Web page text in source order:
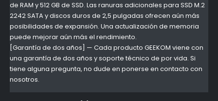
de RAM y 512 GB de SSD. Las ranuras adicionales para SSD M.2
2242 SATA y discos duros de 2,5 pulgadas ofrecen aún más
posibilidades de expansión. Una actualización de memoria
puede mejorar aún más el rendimiento.
[Garantía de dos años] — Cada producto GEEKOM viene con
una garantía de dos años y soporte técnico de por vida. Si
tiene alguna pregunta, no dude en ponerse en contacto con
nosotros.